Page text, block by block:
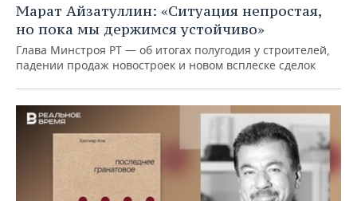
Марат Айзатуллин: «Ситуация непростая,
но пока мы держимся устойчиво»
Глава Минстроя РТ — об итогах полугодия у строителей,
падении продаж новостроек и новом всплеске сделок